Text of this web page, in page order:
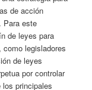
de acción
Para este
de leyes para
legisladores
de leyes
por controlar
principales